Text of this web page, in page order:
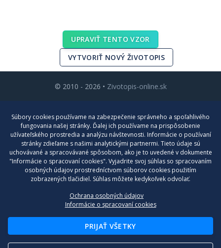
UPRAVIŤ TENTO VZOR
VYTVORIŤ NOVÝ ŽIVOTOPIS
© 2010 - 2026 • Zivotopis-online.sk
Blog
Kontakt
Nastavenia cookies
Súbory cookies používame na zabezpečenie správneho a spoľahlivého
fungovania našej stránky. Ďalej ich používame na prispôsobenie
užívateľského prostredia a analýzu návštevnosti. Informácie o používaní
stránky zdieľame s našimi analytickými partnermi. Tieto údaje sú
uchovávané a spracovávané spôsobom, ako je to uvedené v dokumente
"Informácie o spracovaní cookies". Vyjadrite svoj súhlas so spracovaním
osobných údajov prostredníctvom súborov cookies použitím
zobrazených tlačidiel. Súhlas môžete kedykoľvek odvolať.
Ochrana osobných údajov
Informácie o spracovaní cookies
PRIJAŤ VŠETKY
Reklamačný poriadok
Poučenie o ochrane osobných údajov a používaní cookies
Formulár na odstúpenie od zmluvy